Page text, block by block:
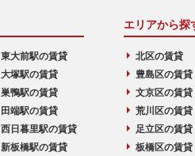
東大前駅の賃貸
大塚駅の賃貸
巣鴨駅の賃貸
田端駅の賃貸
西日暮里駅の賃貸
新板橋駅の賃貸
エリアから探
北区の賃貸
豊島区の賃貸
文京区の賃貸
荒川区の賃貸
足立区の賃貸
板橋区の賃貸